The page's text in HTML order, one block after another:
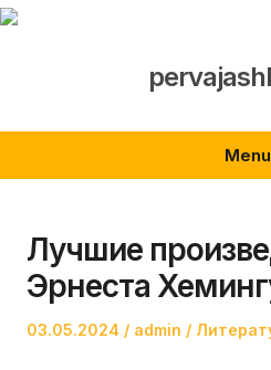
Skip
Menu
Лучшие
Эрнеста
Posted
03.05.2024 Author
admin
Posted